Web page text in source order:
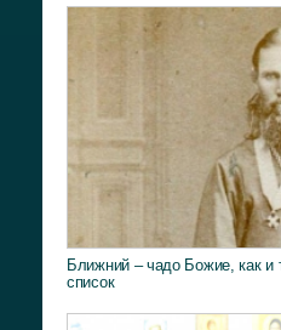
Ближний – чадо Божие, как и
список